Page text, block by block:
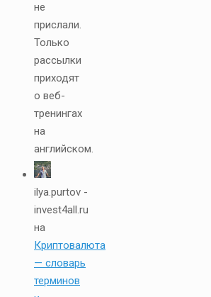
не
прислали.
Только
рассылки
приходят
о веб-
тренингах
на
английском.
ilya.purtov -
invest4all.ru
на
Криптовалюта
— словарь
терминов